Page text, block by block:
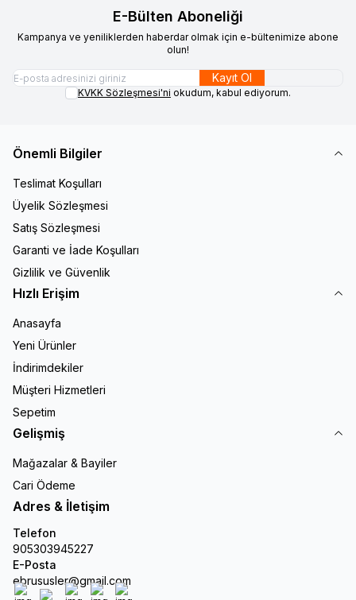
E-Bülten Aboneliği
Kampanya ve yeniliklerden haberdar olmak için e-bültenimize abone
olun!
Kayıt Ol
KVKK Sözleşmesi'ni okudum, kabul ediyorum.
Önemli Bilgiler
Teslimat Koşulları
Üyelik Sözleşmesi
Satış Sözleşmesi
Garanti ve İade Koşulları
Gizlilik ve Güvenlik
Hızlı Erişim
Anasayfa
Yeni Ürünler
İndirimdekiler
Müşteri Hizmetleri
Sepetim
Gelişmiş
Mağazalar & Bayiler
Cari Ödeme
Adres & İletişim
Telefon
905303945227
E-Posta
ebrususler@gmail.com